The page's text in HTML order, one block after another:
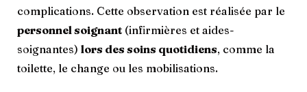
complications. Cette observation est réalisée par le
personnel soignant (infirmières et aides-
soignantes) lors des soins quotidiens, comme la
toilette, le change ou les mobilisations.